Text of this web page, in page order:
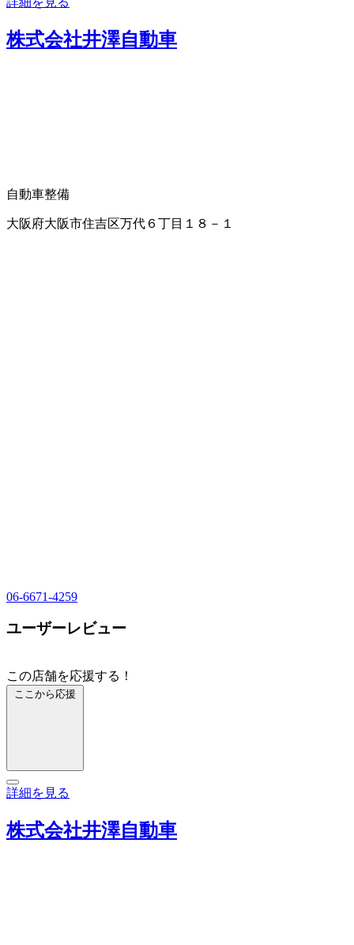
株式会社井澤自動車
自動車整備
大阪府大阪市住吉区万代６丁目１８－１
06-6671-4259
ユーザーレビュー
この店舗を応援する！
ここから応援
詳細を見る
株式会社井澤自動車